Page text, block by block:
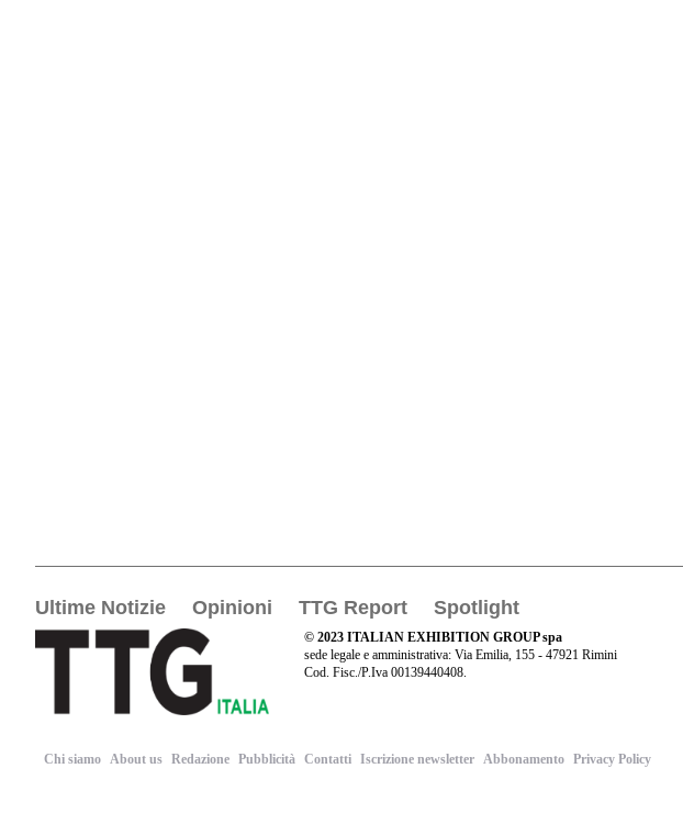
Ultime Notizie Opinioni TTG Report Spotlight
© 2023 ITALIAN EXHIBITION GROUP spa
sede legale e amministrativa: Via Emilia, 155 - 47921 Rimini
Cod. Fisc./P.Iva 00139440408.
Chi siamo About us Redazione Pubblicità Contatti Iscrizione newsletter Abbonamento Privacy Policy